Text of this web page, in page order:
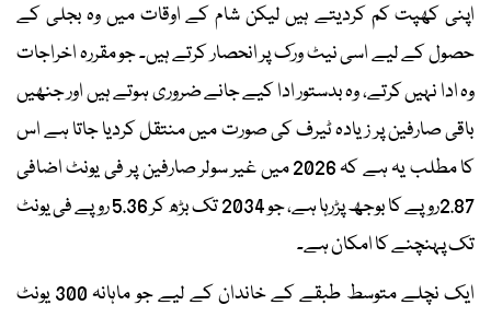
اپنی کھپت کم کردیتے ہیں لیکن شام کے اوقات میں وہ بجلی کے
حصول کے لیے اسی نیٹ ورک پر انحصار کرتے ہیں۔ جو مقررہ اخراجات
وہ ادا نہیں کرتے، وہ بدستور ادا کیے جانے ضروری ہوتے ہیں اور جنھیں
باقی صارفین پر زیادہ ٹیرف کی صورت میں منتقل کردیا جاتا ہے اس
کا مطلب یہ ہے کہ 2026 میں غیر سولر صارفین پر فی یونٹ اضافی
2.87روپے کا بوجھ پڑرہا ہے، جو 2034 تک بڑھ کر 5.36 روپے فی یونٹ
تک پہنچنے کا امکان ہے۔
ایک نچلے متوسط طبقے کے خاندان کے لیے جو ماہانہ 300 یونٹ